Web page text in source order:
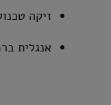
זיקה
אנגלית